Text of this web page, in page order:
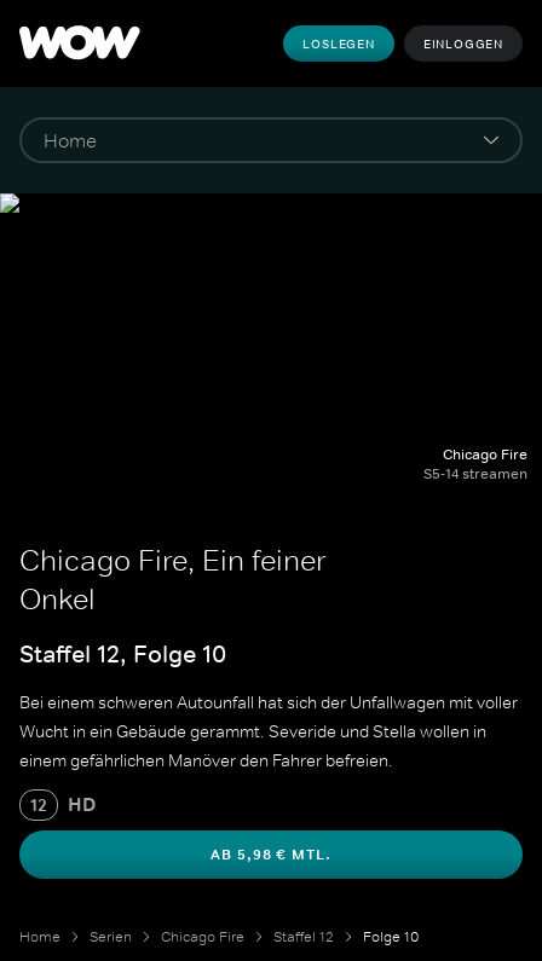
LOSLEGEN EINLOGGEN
Chicago Fire
S5-14 streamen
Chicago Fire, Ein feiner
Onkel
Staffel 12, Folge 10
Bei einem schweren Autounfall hat sich der Unfallwagen mit voller
Wucht in ein Gebäude gerammt. Severide und Stella wollen in
einem gefährlichen Manöver den Fahrer befreien.
12 HD
AB 5,98 € MTL.
Home Serien Chicago Fire Staffel 12 Folge 10